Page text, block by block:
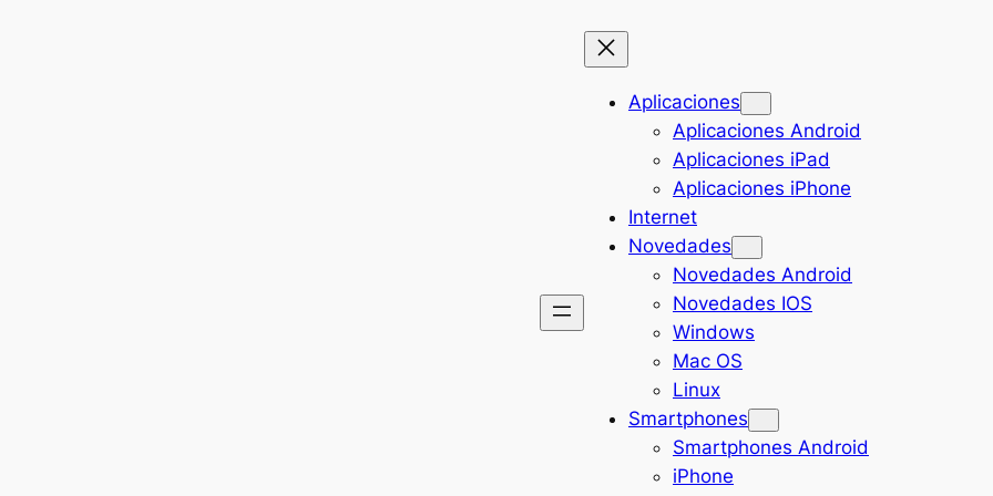
Aplicaciones
Aplicaciones Android
Aplicaciones iPad
Aplicaciones iPhone
Internet
Novedades
Novedades Android
Novedades IOS
Windows
Mac OS
Linux
Smartphones
Smartphones Android
iPhone